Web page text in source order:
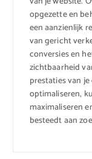
opgezette en
een aanzienlijk
van gericht
conversies en
zichtbaarheid
prestaties van
optimaliseren,
maximaliseren
besteedt aan